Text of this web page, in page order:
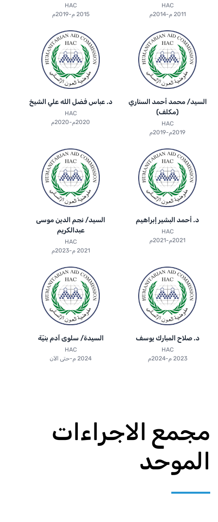
HAC
2011 م-2014م
HAC
2015 م-2019م
السيد/ محمد أحمد السناري
(مكلف)
HAC
2019م-2019م
د. عباس فضل الله علي الشيخ
HAC
2020م-2020م
د. أحمد البشير إبراهيم
HAC
2021م-2021م
السيد/ نجم الدين موسى
عبدالكريم
HAC
2021 م-2023م
د. صلاح المبارك يوسف
HAC
2023 م-2024م
السيدة/ سلوى آدم بنيّة
HAC
2024 م-حتى الآن
مجمع الاجراءات
الموحد